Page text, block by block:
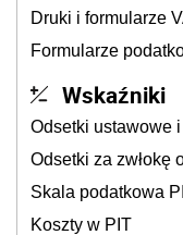
Druki i formularze
Formularze
Wskaźniki
Odsetki ustawowe
Odsetki za zwłokę
Skala podatkowa
Koszty w PIT